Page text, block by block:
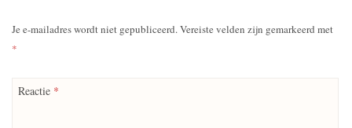
Je e-mailadres wordt niet gepubliceerd.Vereiste velden zijn gemarkeerd met
*
Reactie *